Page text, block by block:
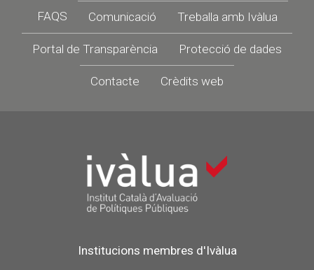
Footer
FAQS Comunicació Treballa amb Ivàlua
Portal de Transparència Protecció de dades
Contacte Crèdits web
Institucions membres d'Ivàlua